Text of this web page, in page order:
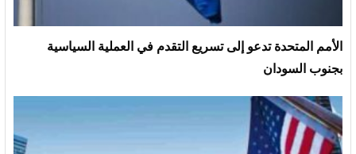
الأمم المتحدة تدعو إلى تسريع التقدم في العملية السياسية
بجنوب السودان